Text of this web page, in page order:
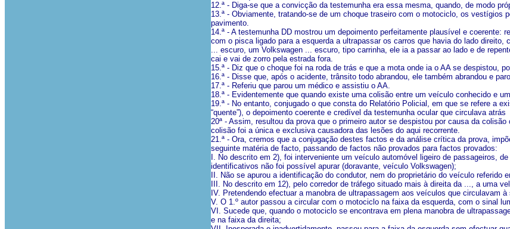
12.ª - Diga-se que a convicção da testemunha era essa mesma, quando, de modo
13.ª - Obviamente, tratando-se de um choque traseiro com o motociclo, os
pavimento.
14.ª - A testemunha DD mostrou um depoimento perfeitamente plausível e
com o pisca ligado para a esquerda a ultrapassar os carros que havia do lado
... escuro, um Volkswagen ... escuro, tipo carrinha, ele ia a passar ao lado e de
cai e vai de zorro pela estrada fora.
15.ª - Diz que o choque foi na roda de trás e que a mota onde ia o AA se despistou,
16.ª - Disse que, após o acidente, trânsito todo abrandou, ele também abrandou e
17.ª - Referiu que parou um médico e assistiu o AA.
18.ª - Evidentemente que quando existe uma colisão entre um veículo conhecido e
19.ª - No entanto, conjugado o que consta do Relatório Policial, em que se refere a
“quente”), o depoimento coerente e credível da testemunha ocular que circulava atrás
20ª - Assim, resultou da prova que o primeiro autor se despistou por causa da
colisão foi a única e exclusiva causadora das lesões do aqui recorrente.
21.ª - Ora, cremos que a conjugação destes factos e da análise crítica da prova,
seguinte matéria de facto, passando de factos não provados para factos provados:
I. No descrito em 2), foi interveniente um veículo automóvel ligeiro de passageiros,
identificativos não foi possível apurar (doravante, veículo Volkswagen);
II. Não se apurou a identificação do condutor, nem do proprietário do veículo referido
III. No descrito em 12), pelo corredor de tráfego situado mais à direita da ..., a uma
IV. Pretendendo efectuar a manobra de ultrapassagem aos veículos que circulavam à
V. O 1.º autor passou a circular com o motociclo na faixa da esquerda, com o sinal
VI. Sucede que, quando o motociclo se encontrava em plena manobra de
e na faixa da direita;